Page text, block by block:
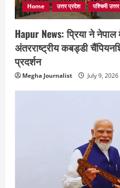
Home उत्तर प्रदेश पश्चिमी
Hapur News: प्रिया ने
अंतरराष्ट्रीय कबड्डी
प्रदर्शन
Megha Journalist July 9, 2026